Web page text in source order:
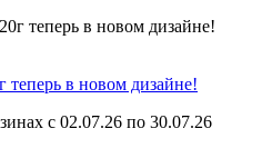
теперь в новом дизайне!